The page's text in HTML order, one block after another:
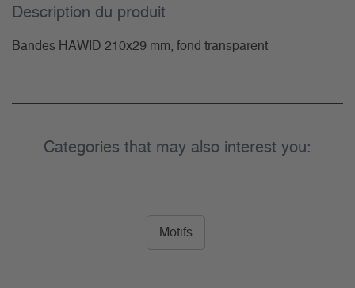
Description du­ produit
Bandes HAWID 210x29 mm, fond transparent
Categories that may also interest you:
Motifs